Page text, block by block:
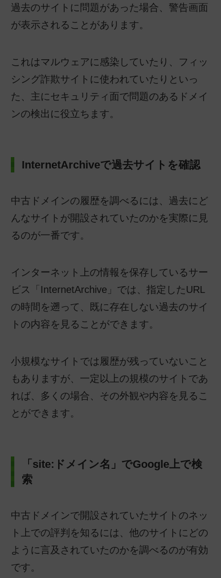
過去のサイトに問題があった場合、警告画面
が表示されることがあります。
これはマルウェアに感染していたり、フィッ
シング詐欺サイトに使われていたりといっ
た、主にセキュリティ面で問題のあるドメイ
ンの検出に役立ちます。
InternetArchiveで過去サイトを確認
中古ドメインの履歴を調べるには、過去にど
んなサイトが開設されていたのかを実際に見
るのが一番です。
インターネット上の情報を保存しているサー
ビス「InternetArchive」では、指定したURL
の時間を遡って、既に存在しない過去のサイ
トの内容を見ることができます。
小規模なサイトでは履歴が残っていないこと
もありますが、一定以上の規模のサイトであ
れば、多くの場合、その外観や内容を見るこ
とができます。
「site:ドメイン名」でGoogle上で検
索
中古ドメインで開設されていたサイトのネッ
ト上での評判を知るには、他のサイトにどの
ように言及されていたのかを調べるのが有効
です。